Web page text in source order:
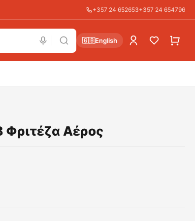
+357 24 652653+357 24 654796
🇬🇧English
Φριτέζα Αέρος